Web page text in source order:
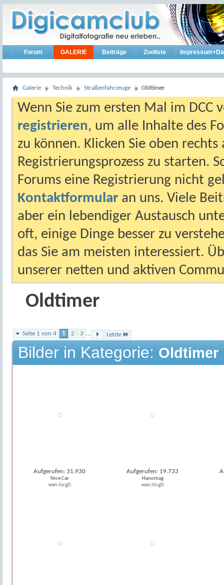
Forum GALERIE Beiträge Zooliste
Galerie Technik Straßenfahrzeuge Oldtimer
Wenn Sie zum ersten Mal im DCC
registrieren, um alle Inhalte des
zu können. Klicken Sie oben
Registrierungsprozess zu starten.
Forums eine Registrierung nicht
Kontaktformular an uns. Viele
aber ein lebendiger Austausch
oft, einige Dinge besser zu
das Sie am meisten interessiert.
unserer netten und aktiven
Oldtimer
Seite 1 von 4 1 2 3 ... Letzte
Bilder in Kategorie: Oldtimer
Aufgerufen: 31.930
Nice Car
von JörgD
Aufgerufen: 19.733
Hanomag
von JörgD